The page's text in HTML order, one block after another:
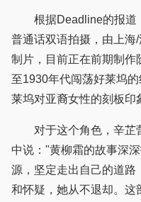
根据Deadline的报道
普通话双语拍摄，由上海
制片，目前正在前期制作
至1930年代闯荡好莱坞
莱坞对亚裔女性的刻板印
对于这个角色，辛芷
中说："黄柳霜的故事深
源，坚定走出自己的道路
和怀疑，她从不退却。这